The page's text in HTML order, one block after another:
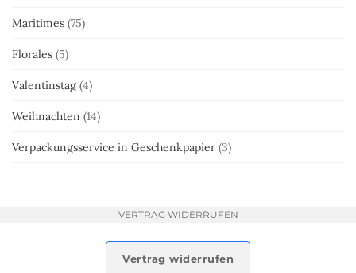
Maritimes (75)
Florales (5)
Valentinstag (4)
Weihnachten (14)
Verpackungsservice in Geschenkpapier (3)
VERTRAG WIDERRUFEN
Vertrag widerrufen